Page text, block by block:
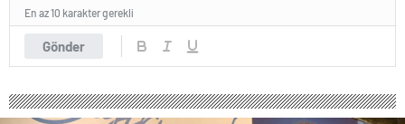
Gönder
En az 10 karakter gerekli